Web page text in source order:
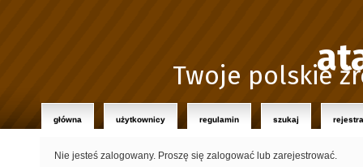
Twoje polskie
główna użytkownicy regulamin szukaj
Nie jesteś zalogowany. Proszę się zalogować lub zarejestrować.